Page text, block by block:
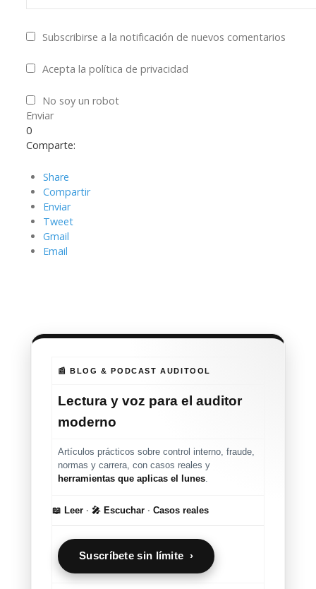
Subscribirse a la notificación de nuevos comentarios
Acepta la política de privacidad
No soy un robot
Enviar
0
Comparte:
Share
Compartir
Enviar
Tweet
Gmail
Email
📰 BLOG & PODCAST AUDITOOL
Lectura y voz para el auditor
moderno
Artículos prácticos sobre control interno, fraude,
normas y carrera, con casos reales y
herramientas que aplicas el lunes.
📖 Leer · 🎤 Escuchar · Casos reales
Suscríbete sin límite ›